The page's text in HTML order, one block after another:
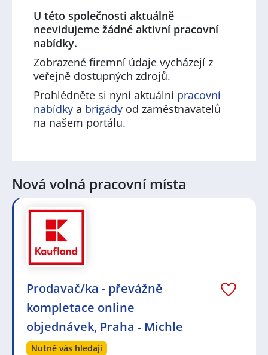
U této společnosti aktuálně
neevidujeme žádné aktivní pracovní
nabídky.
Zobrazené firemní údaje vycházejí z
veřejně dostupných zdrojů.
Prohlédněte si nyní aktuální pracovní
nabídky a brigády od zaměstnavatelů
na našem portálu.
Nová volná pracovní místa
Prodavač/ka - převážně
kompletace online
objednávek, Praha - Michle
Nutně vás hledají